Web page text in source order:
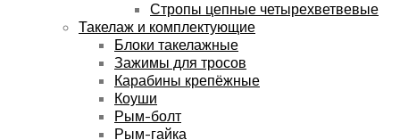
Стропы цепные четырехветвевые
Такелаж и комплектующие
Блоки такелажные
Зажимы для тросов
Карабины крепёжные
Коуши
Рым-болт
Рым-гайка